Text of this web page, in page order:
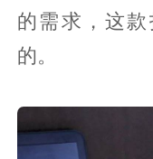
的需求，这
的。